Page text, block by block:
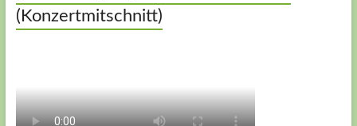
(Konzertmitschnitt)